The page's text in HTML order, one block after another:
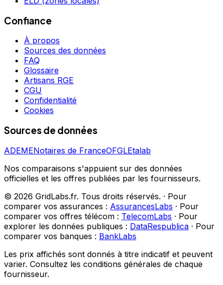
Confiance
À propos
Sources des données
FAQ
Glossaire
Artisans RGE
CGU
Confidentialité
Cookies
Sources de données
ADEMENotaires de FranceOFGLEtalab
Nos comparaisons s'appuient sur des données
officielles et les offres publiées par les fournisseurs.
© 2026 GridLabs.fr. Tous droits réservés. · Pour
comparer vos assurances : AssurancesLabs · Pour
comparer vos offres télécom : TelecomLabs · Pour
explorer les données publiques : DataRespublica · Pour
comparer vos banques : BankLabs
Les prix affichés sont donnés à titre indicatif et peuvent
varier. Consultez les conditions générales de chaque
fournisseur.